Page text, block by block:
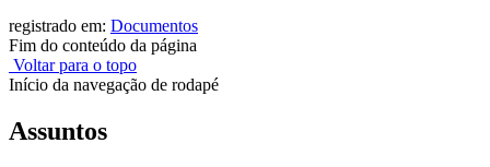
registrado em: Documentos
Fim do conteúdo da página
Voltar para o topo
Início da navegação de rodapé
Assuntos